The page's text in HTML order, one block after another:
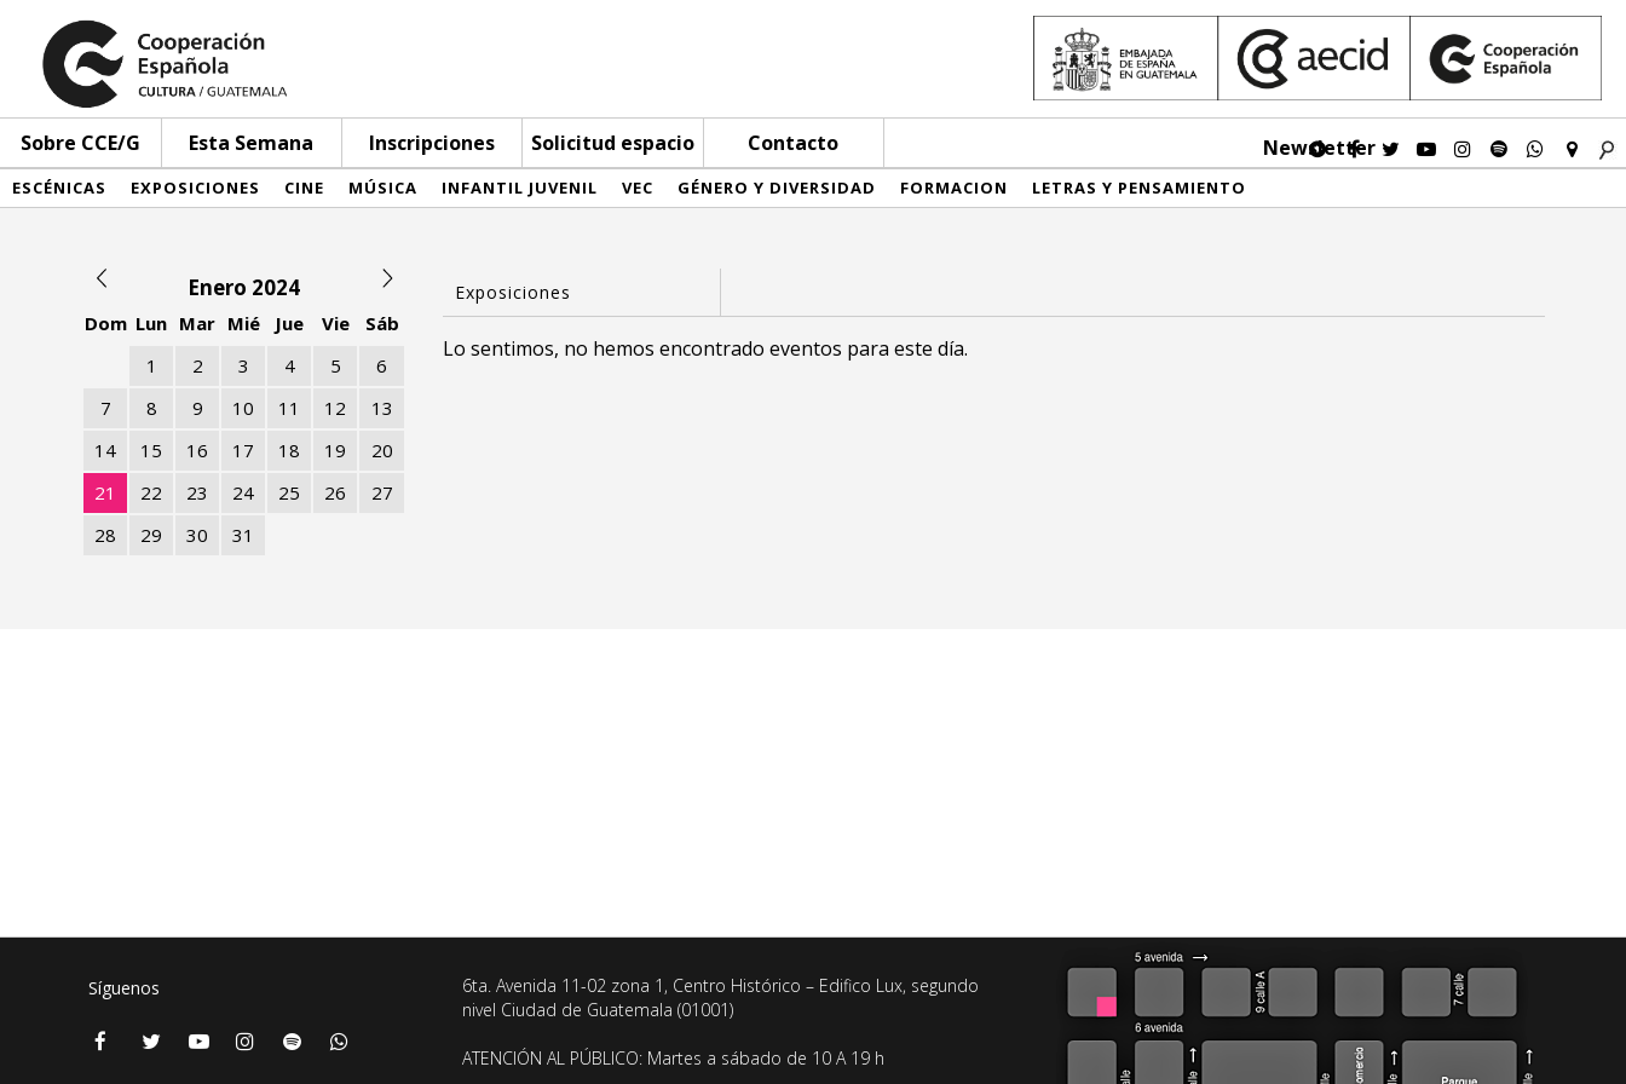
Sobre CCE/G Esta Semana Inscripciones Solicitud espacio Contacto Newsletter
ESCÉNICAS EXPOSICIONES CINE MÚSICA INFANTIL JUVENIL VEC GÉNERO Y DIVERSIDAD FORMACION LETRAS Y PENSAMIENTO
Enero 2024
Dom Lun Mar Mié Jue Vie
Sáb
1
2 3 4 5
6
7
8 9 10 11 12
13
14
15 16 17 18 19
20
21
22 23 24 25 26
27
28
29 30 31
Lo sentimos, no hemos encontrado eventos para este día.
Síguenos
6ta. Avenida 11-02 zona 1, Centro Histórico – Edifico Lux, segundo
nivel Ciudad de Guatemala (01001)
ATENCIÓN AL PÚBLICO: Martes a sábado de 10 A 19 h